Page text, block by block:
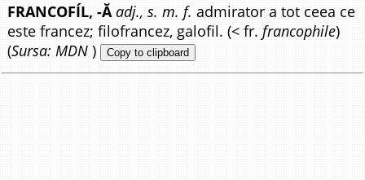
FRANCOFÍL, -Ă adj., s. m. f. admirator a tot ceea ce
este francez; filofrancez, galofil. (< fr. francophile)
(Sursa: MDN ) Copy to clipboard